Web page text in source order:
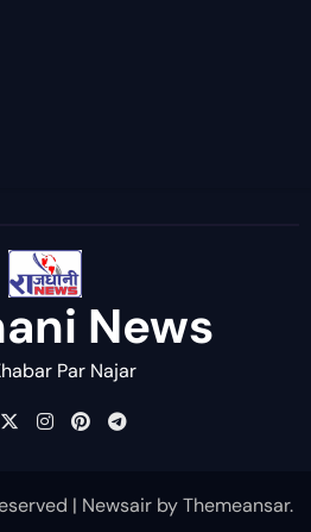
News
Par Najar
| NewsairbyThemeansar.